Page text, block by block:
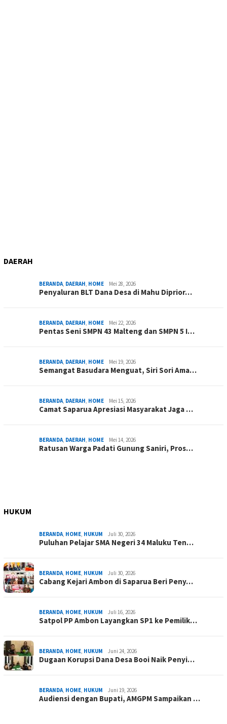
DAERAH
BERANDA, DAERAH, HOME Mei 28, 2026
Penyaluran BLT Dana Desa di Mahu Diprior…
BERANDA, DAERAH, HOME Mei 22, 2026
Pentas Seni SMPN 43 Malteng dan SMPN 5 I…
BERANDA, DAERAH, HOME Mei 19, 2026
Semangat Basudara Menguat, Siri Sori Ama…
BERANDA, DAERAH, HOME Mei 15, 2026
Camat Saparua Apresiasi Masyarakat Jaga …
BERANDA, DAERAH, HOME Mei 14, 2026
Ratusan Warga Padati Gunung Saniri, Pros…
HUKUM
BERANDA, HOME, HUKUM Juli 30, 2026
Puluhan Pelajar SMA Negeri 34 Maluku Ten…
BERANDA, HOME, HUKUM Juli 30, 2026
Cabang Kejari Ambon di Saparua Beri Peny…
BERANDA, HOME, HUKUM Juli 16, 2026
Satpol PP Ambon Layangkan SP1 ke Pemilik…
BERANDA, HOME, HUKUM Juni 24, 2026
Dugaan Korupsi Dana Desa Booi Naik Penyi…
BERANDA, HOME, HUKUM Juni 19, 2026
Audiensi dengan Bupati, AMGPM Sampaikan …